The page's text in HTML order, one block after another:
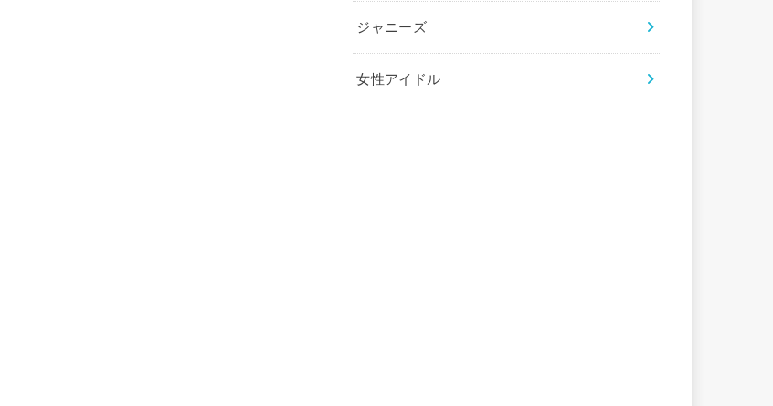
ジャニーズ
女性アイドル